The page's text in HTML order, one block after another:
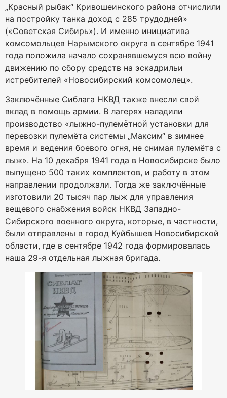
„Красный рыбак“ Кривошеинского района отчислили
на постройку танка доход с 285 трудодней»
(«Советская Сибирь»). И именно инициатива
комсомольцев Нарымского округа в сентябре 1941
года положила начало сохранявшемуся всю войну
движению по сбору средств на эскадрильи
истребителей «Новосибирский комсомолец».
Заключённые Сиблага НКВД также внесли свой
вклад в помощь армии. В лагерях наладили
производство «лыжно-пулемётной установки для
перевозки пулемёта системы „Максим“ в зимнее
время и ведения боевого огня, не снимая пулемёта с
лыж». На 10 декабря 1941 года в Новосибирске было
выпущено 500 таких комплектов, и работу в этом
направлении продолжали. Тогда же заключённые
изготовили 20 тысяч пар лыж для управления
вещевого снабжения войск НКВД Западно-
Сибирского военного округа, которые, в частности,
были отправлены в город Куйбышев Новосибирской
области, где в сентябре 1942 года формировалась
наша 29-я отдельная лыжная бригада.